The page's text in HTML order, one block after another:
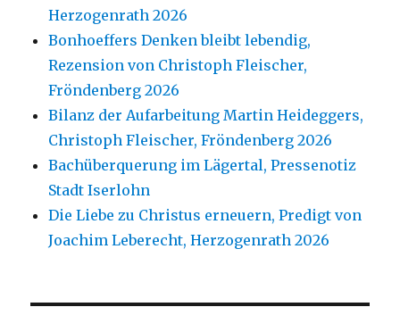
Herzogenrath 2026
Bonhoeffers Denken bleibt lebendig,
Rezension von Christoph Fleischer,
Fröndenberg 2026
Bilanz der Aufarbeitung Martin Heideggers,
Christoph Fleischer, Fröndenberg 2026
Bachüberquerung im Lägertal, Pressenotiz
Stadt Iserlohn
Die Liebe zu Christus erneuern, Predigt von
Joachim Leberecht, Herzogenrath 2026